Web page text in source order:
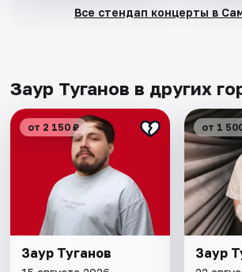
Все стендап концерты в
Заур Туганов в других
от 2 150 ₽
Заур Туганов
от 1
Заур